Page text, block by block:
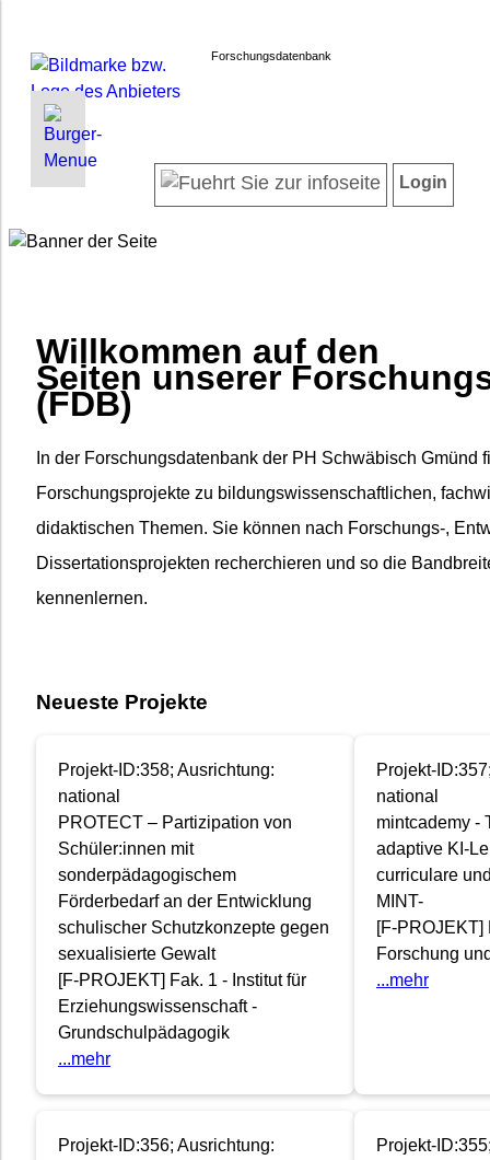
Forschungsdatenbank
INFORMATIONEN | SUCHEN
Forscherinnen und Forscher
Barrierefreiheit
Impressum
Datenschutz
LOGIN
Login
Willkommen auf den
Seiten unserer
(FDB)
In der Forschungsdatenbank der PH Schwäbisch Gmünd
Forschungsprojekte zu bildungswissenschaftlichen,
didaktischen Themen. Sie können nach Forschungs-,
Dissertationsprojekten recherchieren und so die
kennenlernen.
Neueste Projekte
Projekt-ID:358; Ausrichtung:
national
PROTECT – Partizipation von
Schüler:innen mit
sonderpädagogischem
Förderbedarf an der Entwicklung
schulischer Schutzkonzepte gegen
sexualisierte Gewalt
[F-PROJEKT] Fak. 1 - Institut für
Erziehungswissenschaft -
Grundschulpädagogik
...mehr
Projekt-
national
mintcademy -
adaptive KI-
curriculare
MINT-
[F-PROJEKT]
Forschung
...mehr
Projekt-ID:356; Ausrichtung:
Projekt-